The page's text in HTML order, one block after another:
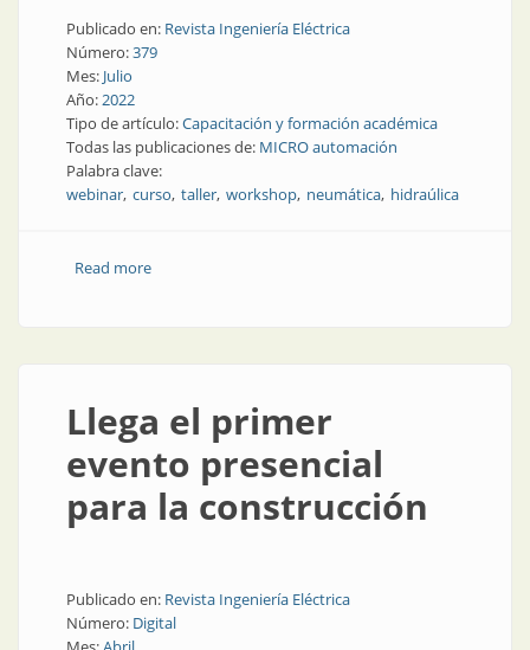
Publicado en: Revista Ingeniería Eléctrica
Número:379
Mes: Julio
Año:2022
Tipo de artículo:Capacitación y formación académica
Todas las publicaciones de: MICRO automación
Palabra clave:
webinar curso taller workshop neumática hidraúlica
Read moreabout Capacitación en neumática, hidráulica y más
Llega el primer
evento presencial
para la construcción
Publicado en: Revista Ingeniería Eléctrica
Número: Digital